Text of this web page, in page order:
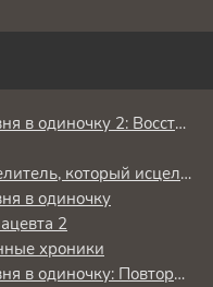
Поднятие уровня в одиночку 2: Восстаньте из тени
Гениальный целитель, который исцелял в одно мгновение, но был изгнан как бесполезный, теперь наслаждается жизнью в качестве тёмного целителя
в одиночку
2
хроники
Поднятие уровня в одиночку: Повторное пробуждение